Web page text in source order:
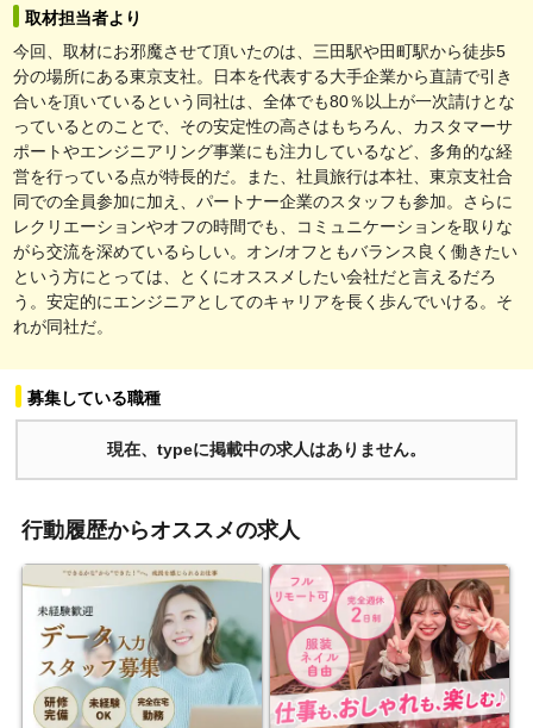
取材担当者より
今回、取材にお邪魔させて頂いたのは、三田駅や田町駅から徒歩5
分の場所にある東京支社。日本を代表する大手企業から直請で引き
合いを頂いているという同社は、全体でも80％以上が一次請けとな
っているとのことで、その安定性の高さはもちろん、カスタマーサ
ポートやエンジニアリング事業にも注力しているなど、多角的な経
営を行っている点が特長的だ。また、社員旅行は本社、東京支社合
同での全員参加に加え、パートナー企業のスタッフも参加。さらに
レクリエーションやオフの時間でも、コミュニケーションを取りな
がら交流を深めているらしい。オン/オフともバランス良く働きたい
という方にとっては、とくにオススメしたい会社だと言えるだろ
う。安定的にエンジニアとしてのキャリアを長く歩んでいける。そ
れが同社だ。
募集している職種
現在、typeに掲載中の求人はありません。
行動履歴からオススメの求人